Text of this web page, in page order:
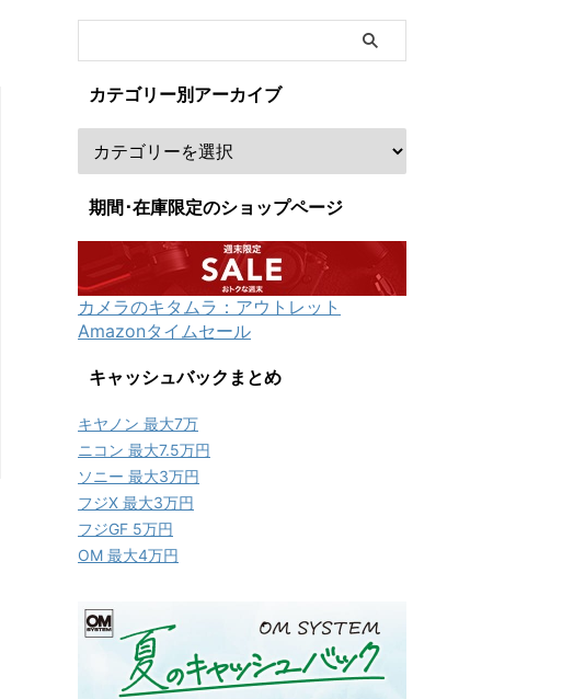
カテゴリー別アーカイブ
期間･在庫限定のショップページ
カメラのキタムラ：アウトレット
Amazonタイムセール
キャッシュバックまとめ
キヤノン 最大7万
ニコン 最大7.5万円
ソニー 最大3万円
フジX 最大3万円
フジGF 5万円
OM 最大4万円